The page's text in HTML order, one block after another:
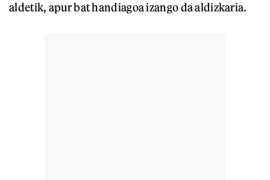
aldetik, apur bat handiagoa izango da aldizkaria.